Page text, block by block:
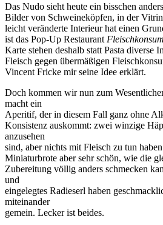
Das Nudo sieht heute ein bisschen
Bilder von Schweineköpfen, in der
leicht veränderte Interieur hat einen
ist das Pop-Up Restaurant Fleischkonsum
Karte stehen deshalb statt Pasta diverse
Fleisch gegen übermäßigen
Vincent Fricke mir seine Idee erklärt.
Doch kommen wir nun zum
macht ein
Aperitif, der in diesem Fall ganz ohne
Konsistenz auskommt: zwei winzige
anzusehen
sind, aber nichts mit Fleisch zu tun
Miniaturbrote aber sehr schön, wie die
Zubereitung völlig anders schmecken
und
eingelegtes Radieserl haben
miteinander
gemein. Lecker ist beides.